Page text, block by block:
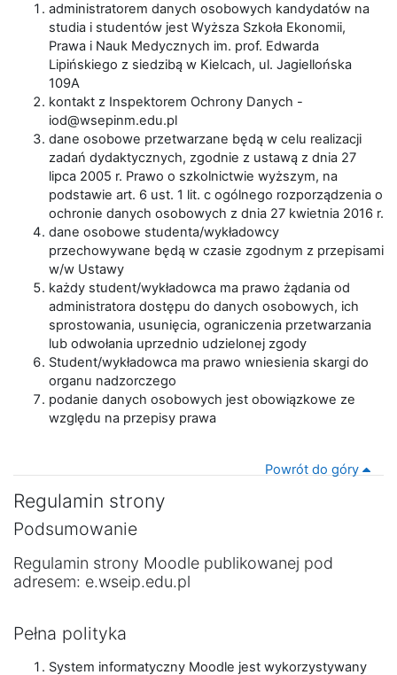
administratorem danych osobowych kandydatów na
studia i studentów jest Wyższa Szkoła Ekonomii,
Prawa i Nauk Medycznych im. prof. Edwarda
Lipińskiego z siedzibą w Kielcach, ul. Jagiellońska
109A
kontakt z Inspektorem Ochrony Danych -
iod@wsepinm.edu.pl
dane osobowe przetwarzane będą w celu realizacji
zadań dydaktycznych, zgodnie z ustawą z dnia 27
lipca 2005 r. Prawo o szkolnictwie wyższym, na
podstawie art. 6 ust. 1 lit. c ogólnego rozporządzenia o
ochronie danych osobowych z dnia 27 kwietnia 2016 r.
dane osobowe studenta/wykładowcy
przechowywane będą w czasie zgodnym z przepisami
w/w Ustawy
każdy student/wykładowca ma prawo żądania od
administratora dostępu do danych osobowych, ich
sprostowania, usunięcia, ograniczenia przetwarzania
lub odwołania uprzednio udzielonej zgody
Student/wykładowca ma prawo wniesienia skargi do
organu nadzorczego
podanie danych osobowych jest obowiązkowe ze
względu na przepisy prawa
Powrót do góry
Regulamin strony
Podsumowanie
Regulamin strony Moodle publikowanej pod
adresem: e.wseip.edu.pl
Pełna polityka
System informatyczny Moodle jest wykorzystywany